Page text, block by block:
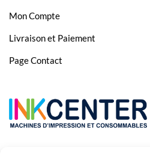
Mon Compte
Livraison et Paiement
Page Contact